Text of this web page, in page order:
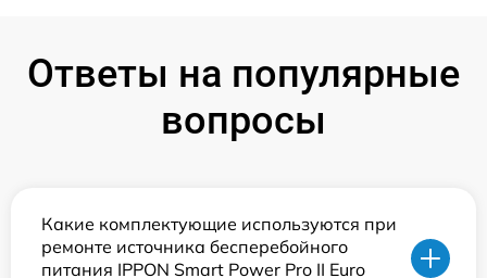
Ответы на популярные
вопросы
Какие комплектующие используются при
ремонте источника бесперебойного
питания IPPON Smart Power Pro II Euro